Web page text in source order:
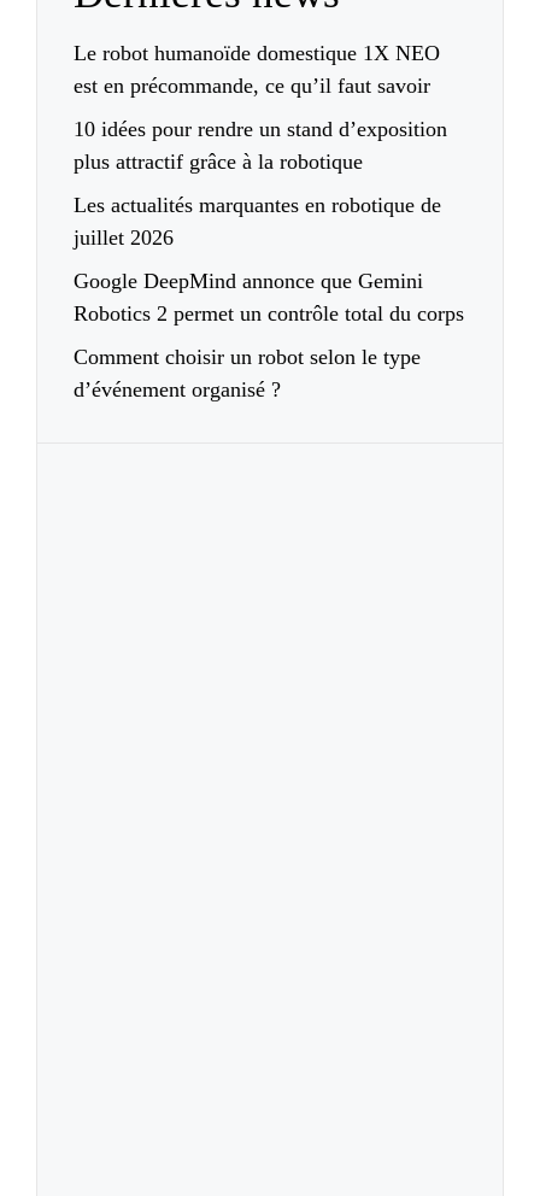
Le robot humanoïde domestique 1X NEO
est en précommande, ce qu’il faut savoir
10 idées pour rendre un stand d’exposition
plus attractif grâce à la robotique
Les actualités marquantes en robotique de
juillet 2026
Google DeepMind annonce que Gemini
Robotics 2 permet un contrôle total du corps
Comment choisir un robot selon le type
d’événement organisé ?